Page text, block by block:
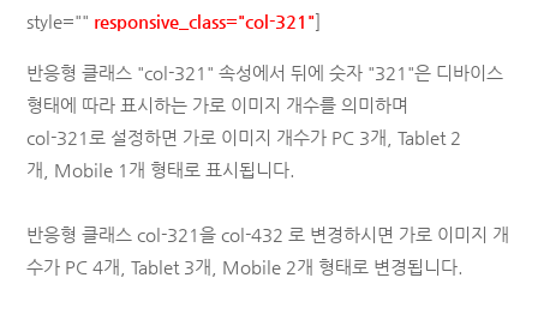
style="" responsive_class="col-321"]
반응형 클래스 "col-321" 속성에서 뒤에 숫자 "321"은 디바이스
형태에 따라 표시하는 가로 이미지 개수를 의미하며
col-321로 설정하면 가로 이미지 개수가 PC 3개, Tablet 2
개, Mobile 1개 형태로 표시됩니다.
반응형 클래스 col-321을 col-432 로 변경하시면 가로 이미지 개
수가 PC 4개, Tablet 3개, Mobile 2개 형태로 변경됩니다.